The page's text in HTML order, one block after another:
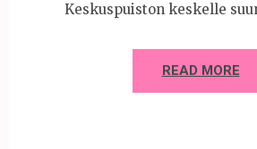
Keskuspuiston keskelle
READ MORE